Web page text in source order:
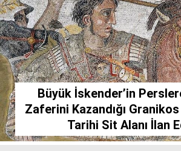
Büyük İskender’in
Zaferini Kazandığı Granikos
Tarihi Sit Alanı İlan